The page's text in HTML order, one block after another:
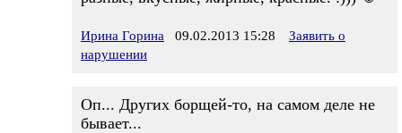
Ирина Горина 09.02.2013 15:28
Заявить о
нарушении
Оп... Других борщей-то, на самом деле не
бывает...